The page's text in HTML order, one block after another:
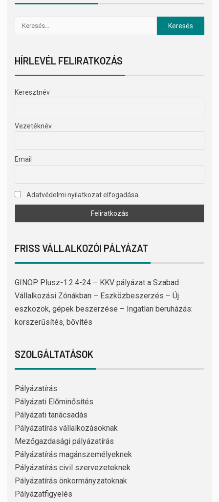
HÍRLEVÉL FELIRATKOZÁS
Keresztnév
Vezetéknév
Email
Adatvédelmi nyilatkozat elfogadása
FRISS VÁLLALKOZÓI PÁLYÁZAT
GINOP Plusz-1.2.4-24 – KKV pályázat a Szabad
Vállalkozási Zónákban – Eszközbeszerzés – Új
eszközök, gépek beszerzése – Ingatlan beruházás:
korszerűsítés, bővítés
SZOLGÁLTATÁSOK
Pályázatírás
Pályázati Előminősítés
Pályázati tanácsadás
Pályázatírás vállalkozásoknak
Mezőgazdasági pályázatírás
Pályázatírás magánszemélyeknek
Pályázatírás civil szervezeteknek
Pályázatírás önkormányzatoknak
Pályázatfigyelés